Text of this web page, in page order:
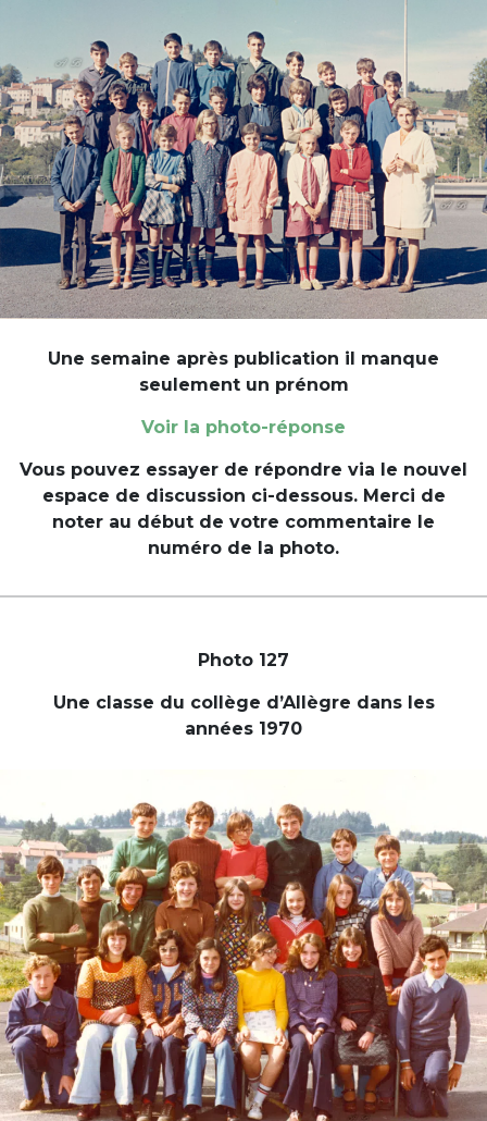
Une semaine après publication il manque
seulement un prénom
Voir la photo-réponse
Vous pouvez essayer de répondre via le nouvel
espace de discussion ci-dessous. Merci de
noter au début de votre commentaire le
numéro de la photo.
Photo 127
Une classe du collège d’Allègre dans les
années 1970